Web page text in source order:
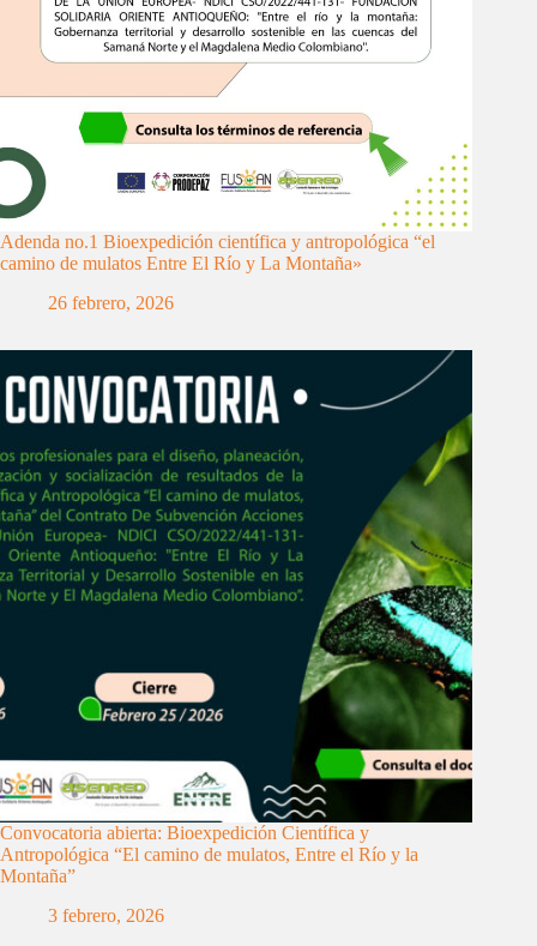
Adenda no.1 Bioexpedición científica y antropológica “el
camino de mulatos Entre El Río y La Montaña»
26 febrero, 2026
Convocatoria abierta: Bioexpedición Científica y
Antropológica “El camino de mulatos, Entre el Río y la
Montaña”
3 febrero, 2026